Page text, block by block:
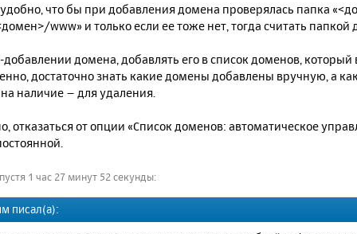
что бы при добавления домена проверялась папка
www» и только если ее тоже нет, тогда считать
добавлении домена, добавлять его в список доменов, который
достаточно знать какие домены добавлены вручную, а
наличие – для удаления.
отказаться от опции «Список доменов: автоматическое
1 час 27 минут 52 секунды:
писал(а):